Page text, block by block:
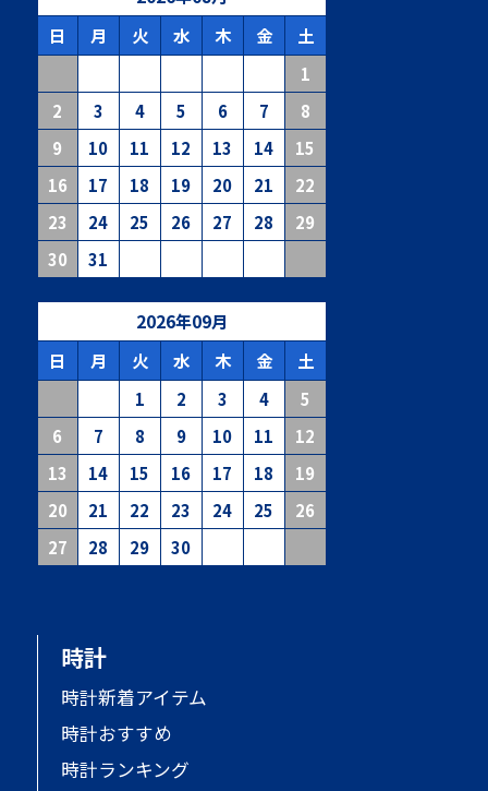
日
月 火 水 木 金 土
1
2
3 4 5 6 7
8
9
10 11 12 13 14
15
16
17 18 19 20 21
22
23
24 25 26 27 28
29
30
31
2026年09月
日
月 火 水 木 金 土
1 2 3 4
5
6
7 8 9 10 11
12
13
14 15 16 17 18
19
20
21 22 23 24 25
26
27
28 29 30
時計
時計新着アイテム
時計おすすめ
時計ランキング